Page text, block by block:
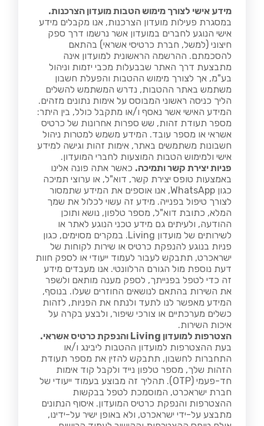
מידע אישי לצורך מימוש הטבות מועדון הצרכנות.
במסגרת פעילות מועדון הצרכנות, אנו מקבלים מידע
אישי הנוגע לחברים במועדון אשר נרשמו דרך ספק
חיצוני (למשל, חברת כרטיסי אשראי) בהתאם
להסכמתם. ההרשמה הראשונית למועדון אינה
מתבצעת דרך האתר שבבעלות מכבי יזמות וניהול
בע"מ, אך לצורך מימוש ההטבות והפעלת חשבון
משתמש באתר ההטבות, נדרש המשתמש להשלים
הליך כניסה ראשוני המבוסס על אימות נתונים מזהים.
המידע האישי אשר נאסף ו/או מתקבל כולל, בין היתר:
מספר תעודת זהות, שש ספרות אחרונות של כרטיס
אשראי או מספר עובד. המידע משמש למטרות ניהול
חשבונות משתמשים באתר, אימות זהות וגישה למידע
אישי ולמימוש הטבות המוצעות לחברי המועדון.
פניות יצירת קשר ותמיכה. כאשר אתה פונה אלינו
באמצעות טופס יצירת קשר, דוא"ל, או ערוצי תמיכה
כגון WhatsApp, אנו אוספים את המידע שתמסור
לצורך טיפול בפנייה. מידע זה עשוי לכלול את שמך
המלא, כתובת דוא"ל, מספר טלפון, נושא ותוכן
ההודעה, ולעיתים גם מידע טכני הנוגע לאתר או
לשירותים של מועדון Living. במקרים מסוימים, כגון
פניות בנוגע להנפקת כרטיס או שירות לקוחות של
ישראכרט, תתבקש לעבור לעמוד ייעודי או לספק חוות
דעת נוספת מול הגורם הרלוונטי. אנו מעבדים מידע
זה כדי לטפל בפנייתך, לספק מענה מותאם ולשפר
את השירות בהתאם לנושאים החוזרים שעלו. בנוסף,
המידע מאפשר לנו לתעד ולנתח את הפניות, לזהות
כשלים מערכתיים או צורכי שיפור, ולבצע בקרה על
איכות השירות.
הצטרפות למועדון Living והנפקת כרטיס אשראי.
בעת ההצטרפות למועדון ההטבות ליבינג ו/או
התחברות לחשבון, תתבקש להזין את מספר תעודת
הזהות שלך, מספר טלפון נייד ולקבל קוד אימות
חד-פעמי (OTP). תהליך זה מבוצע בעמוד ייעודי של
חברת ישראכרט, המוסמכת לטפל בבקשות
ההצטרפות והנפקת כרטיס המועדון. איסוף הנתונים
מתבצע על-ידי ישראכרט, ולא באופן ישיר על-ידינו,